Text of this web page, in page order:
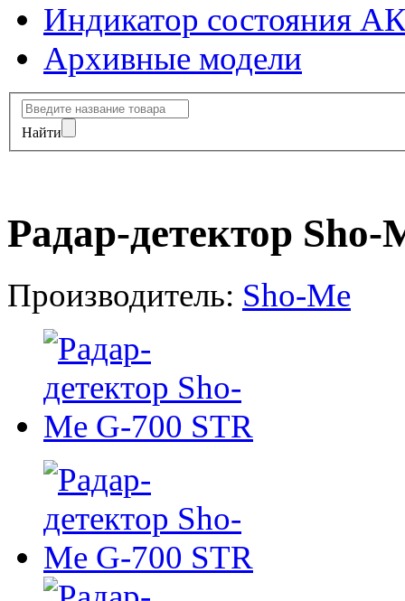
Индикатор состояния
Архивные модели
Найти
Радар-детектор Sho-
Производитель: Sho-Me